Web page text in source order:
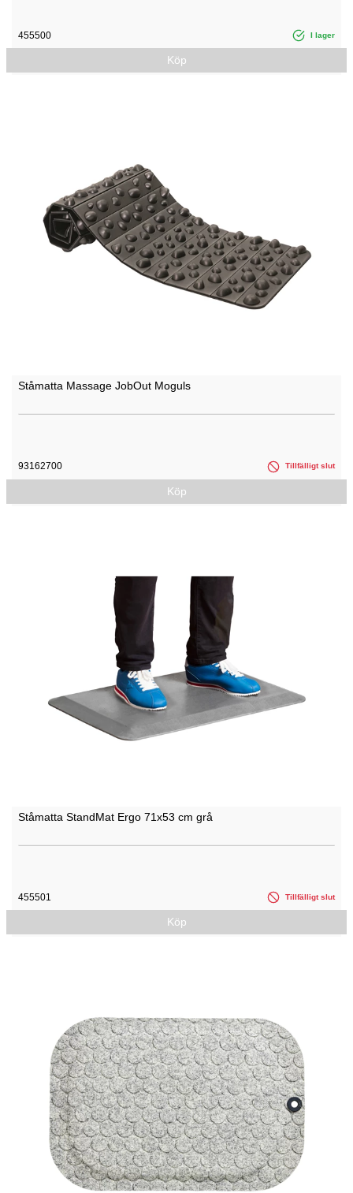
455500 I lager
Köp
Ståmatta Massage JobOut Moguls
93162700 Tillfälligt slut
Köp
Ståmatta StandMat Ergo 71x53 cm grå
455501 Tillfälligt slut
Köp